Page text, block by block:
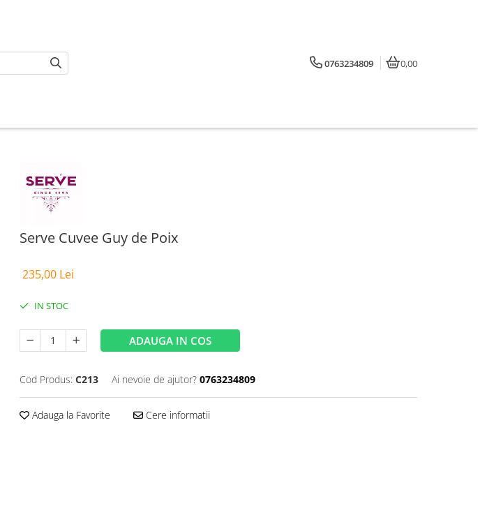
0763234809 0,00
Serve Cuvee Guy de Poix
235,00 Lei
IN STOC
ADAUGA IN COS
Cod Produs: C213 Ai nevoie de ajutor? 0763234809
Adauga la Favorite Cere informatii